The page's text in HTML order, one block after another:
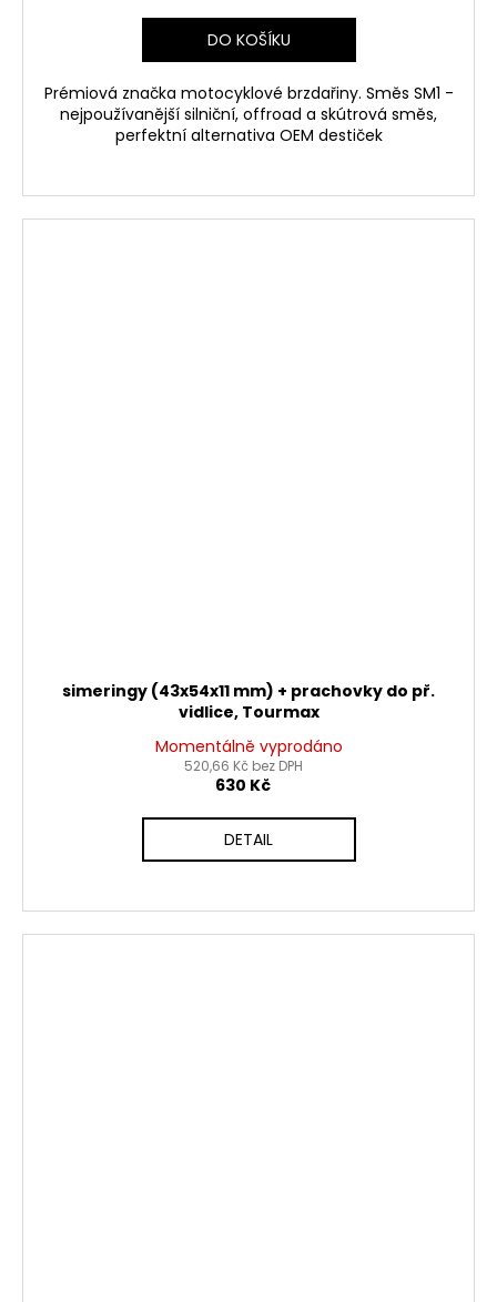
DO KOŠÍKU
Prémiová značka motocyklové brzdařiny. Směs SM1 -
nejpoužívanější silniční, offroad a skútrová směs,
perfektní alternativa OEM destiček
simeringy (43x54x11 mm) + prachovky do př.
vidlice, Tourmax
Momentálně vyprodáno
520,66 Kč bez DPH
630 Kč
DETAIL